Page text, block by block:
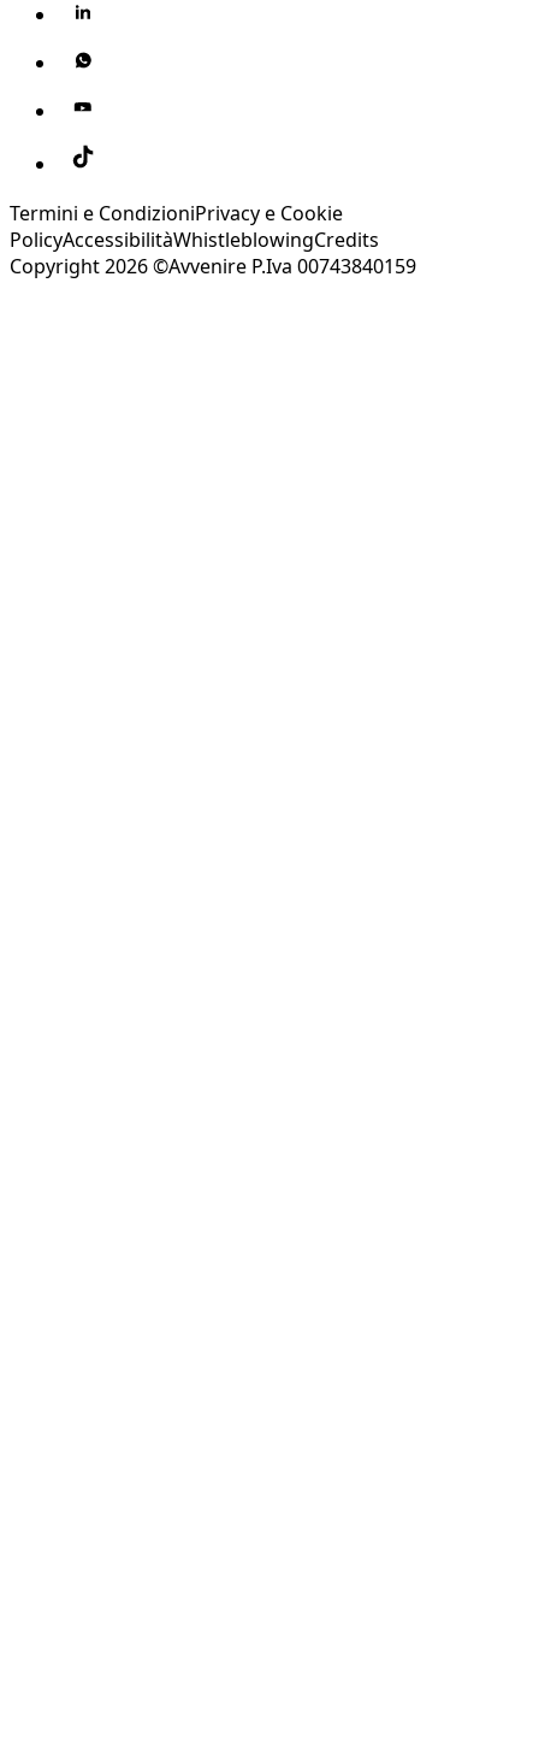
Termini e CondizioniPrivacy e Cookie
PolicyAccessibilitàWhistleblowingCredits
Copyright 2026 ©Avvenire P.Iva 00743840159